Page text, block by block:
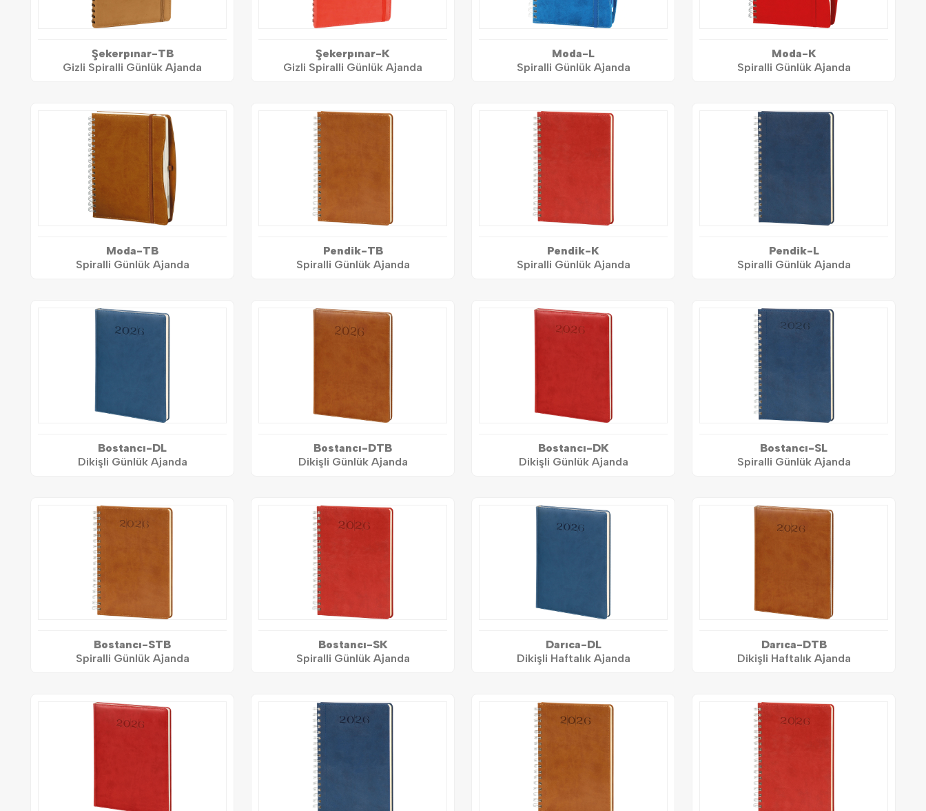
Şekerpınar-TB
Gizli Spiralli Günlük Ajanda
Şekerpınar-K
Gizli Spiralli Günlük Ajanda
Moda-L
Spiralli Günlük Ajanda
Moda-K
Spiralli Günlük Ajanda
Moda-TB
Spiralli Günlük Ajanda
Pendik-TB
Spiralli Günlük Ajanda
Pendik-K
Spiralli Günlük Ajanda
Pendik-L
Spiralli Günlük Ajanda
Bostancı-DL
Dikişli Günlük Ajanda
Bostancı-DTB
Dikişli Günlük Ajanda
Bostancı-DK
Dikişli Günlük Ajanda
Bostancı-SL
Spiralli Günlük Ajanda
Bostancı-STB
Spiralli Günlük Ajanda
Bostancı-SK
Spiralli Günlük Ajanda
Darıca-DL
Dikişli Haftalık Ajanda
Darıca-DTB
Dikişli Haftalık Ajanda